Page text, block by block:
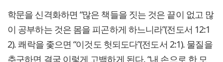
학문을 신격화하면 “많은 책들을 짓는 것은 끝이 없고 많
이 공부하는 것은 몸을 피곤하게 하느니라”(전도서 12:1
2). 쾌락을 좇으면 “이것도 헛되도다”(전도서 2:1). 물질을
추구하면 결국 이렇게 고백하게 된다. “내 손으로 한 모